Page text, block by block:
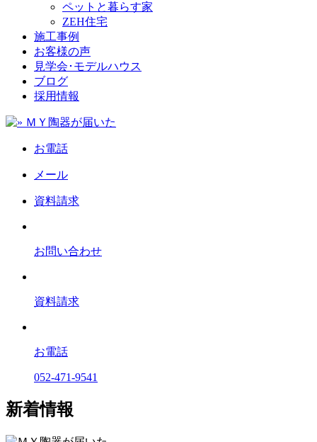
ペットと暮らす家
ZEH住宅
施工事例
お客様の声
見学会･モデルハウス
ブログ
採用情報
お電話
メール
資料請求
お問い合わせ
資料請求
お電話
052-471-9541
新着情報